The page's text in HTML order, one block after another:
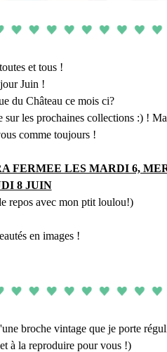
et tous !
Juin !
du Château ce mois ci?
les prochaines collections :) !
comme toujours !
FERMEE LES MARDI 6,
8 JUIN
repos avec mon ptit loulou!)
en images !
broche vintage que je porte
à la reproduire pour vous !)